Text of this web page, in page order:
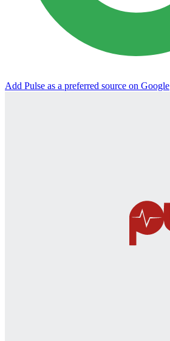
Add Pulse as a preferred source on Google